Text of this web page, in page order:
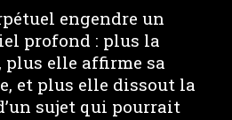
engendre un
profond : plus la
plus elle affirme sa
et plus elle dissout la
sujet qui pourrait